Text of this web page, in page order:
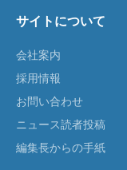
サイトについて
会社案内
採用情報
お問い合わせ
ニュース読者投稿
編集長からの手紙